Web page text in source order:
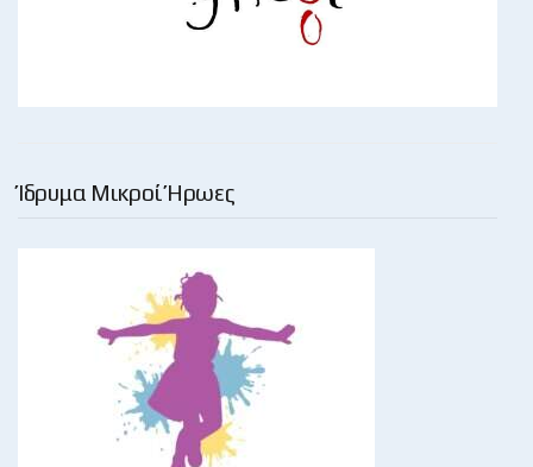
Ίδρυμα Μικροί Ήρωες